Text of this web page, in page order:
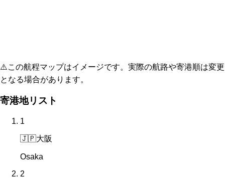
⚠️この航程マップはイメージです。実際の航路や寄港順は変更
となる場合があります。
寄港地リスト
1
🇯🇵大阪
Osaka
2